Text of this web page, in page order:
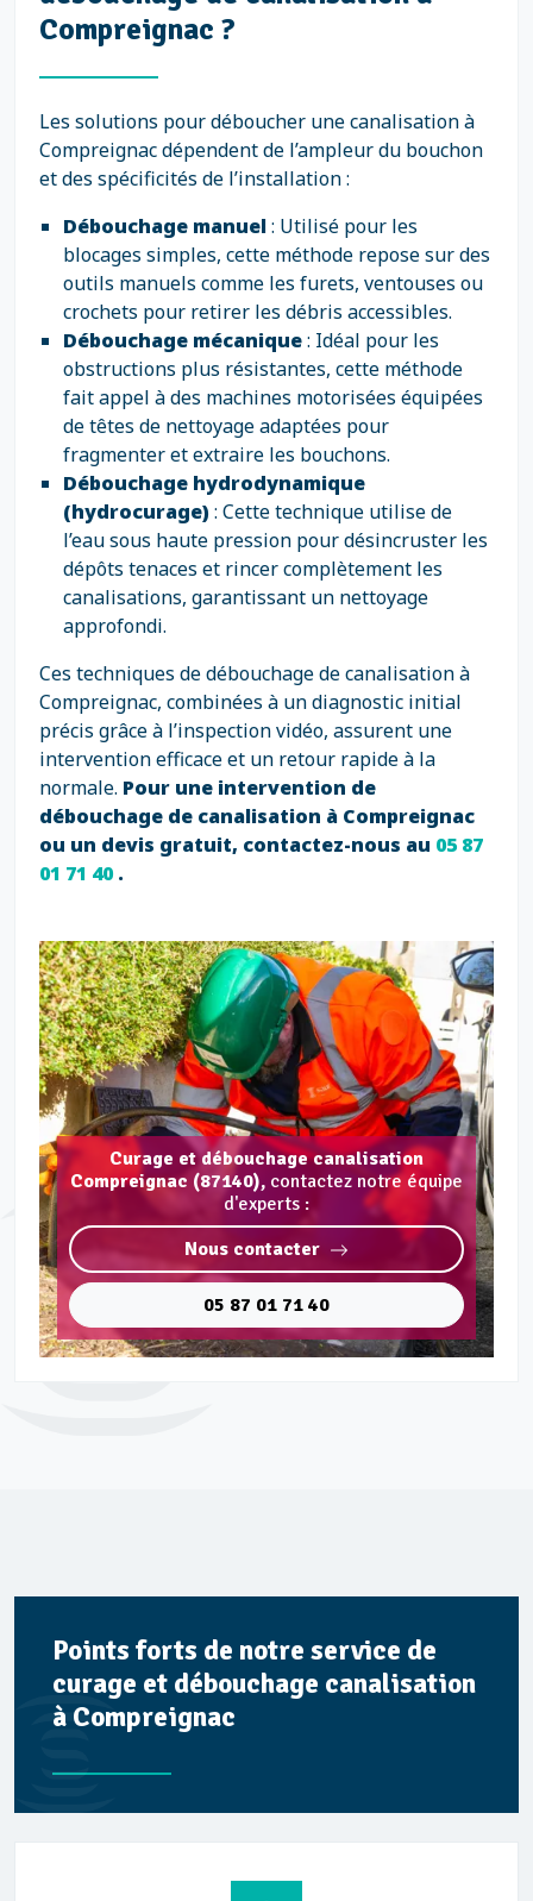
Compreignac ?
Les solutions pour déboucher une canalisation à
Compreignac dépendent de l’ampleur du bouchon
et des spécificités de l’installation :
Débouchage manuel: Utilisé pour les
blocages simples, cette méthode repose sur des
outils manuels comme les furets, ventouses ou
crochets pour retirer les débris accessibles.
Débouchage mécanique: Idéal pour les
obstructions plus résistantes, cette méthode
fait appel à des machines motorisées équipées
de têtes de nettoyage adaptées pour
fragmenter et extraire les bouchons.
Débouchage hydrodynamique
(hydrocurage) : Cette technique utilise de
l’eau sous haute pression pour désincruster les
dépôts tenaces et rincer complètement les
canalisations, garantissant un nettoyage
approfondi.
Ces techniques de débouchage de canalisation à
Compreignac, combinées à un diagnostic initial
précis grâce à l’inspection vidéo, assurent une
intervention efficace et un retour rapide à la
normale. Pour une intervention de
débouchage de canalisation à Compreignac
ou un devis gratuit, contactez-nous au 05 87
01 71 40.
Curage et débouchage canalisation
Compreignac (87140), contactez notre équipe
d'experts :
Nous contacter
05 87 01 71 40
Points forts de notre service de
curage et débouchage canalisation
à Compreignac